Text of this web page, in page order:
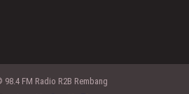
FM Radio R2B Rembang